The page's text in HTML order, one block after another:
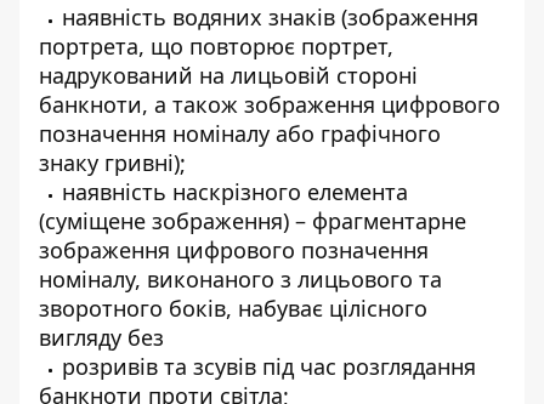
наявність водяних знаків (зображення
портрета, що повторює портрет,
надрукований на лицьовій стороні
банкноти, а також зображення цифрового
позначення номіналу або графічного
знаку гривні);
наявність наскрізного елемента
(суміщене зображення) – фрагментарне
зображення цифрового позначення
номіналу, виконаного з лицьового та
зворотного боків, набуває цілісного
вигляду без
розривів та зсувів під час розглядання
банкноти проти світла;